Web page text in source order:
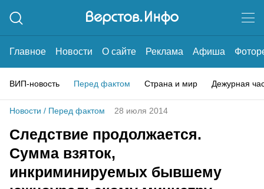
Главное Новости О сайте Реклама Афиша
ВИП-новость Перед фактом Страна и мир Дежурная
Новости / Перед фактом 28 июля 2014
Следствие продолжается.
Сумма взяток,
инкриминируемых бывшему